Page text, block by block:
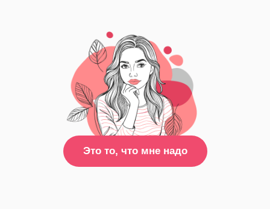
Это то, что мне надо